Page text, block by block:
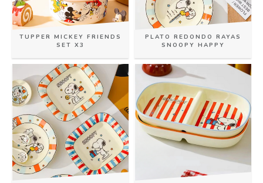
TUPPER MICKEY FRIENDS
SET X3
PLATO REDONDO RAYAS
SNOOPY HAPPY